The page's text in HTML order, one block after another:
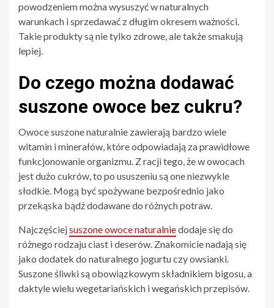
powodzeniem można wysuszyć w naturalnych
warunkach i sprzedawać z długim okresem ważności.
Takie produkty są nie tylko zdrowe, ale także smakują
lepiej.
Do czego można dodawać
suszone owoce bez cukru?
Owoce suszone naturalnie zawierają bardzo wiele
witamin i minerałów, które odpowiadają za prawidłowe
funkcjonowanie organizmu. Z racji tego, że w owocach
jest dużo cukrów, to po ususzeniu są one niezwykle
słodkie. Mogą być spożywane bezpośrednio jako
przekąska bądź dodawane do różnych potraw.
Najczęściejsuszone owoce naturalniedodaje się do
różnego rodzaju ciast i deserów. Znakomicie nadają się
jako dodatek do naturalnego jogurtu czy owsianki.
Suszone śliwki są obowiązkowym składnikiem bigosu, a
daktyle wielu wegetariańskich i wegańskich przepisów.